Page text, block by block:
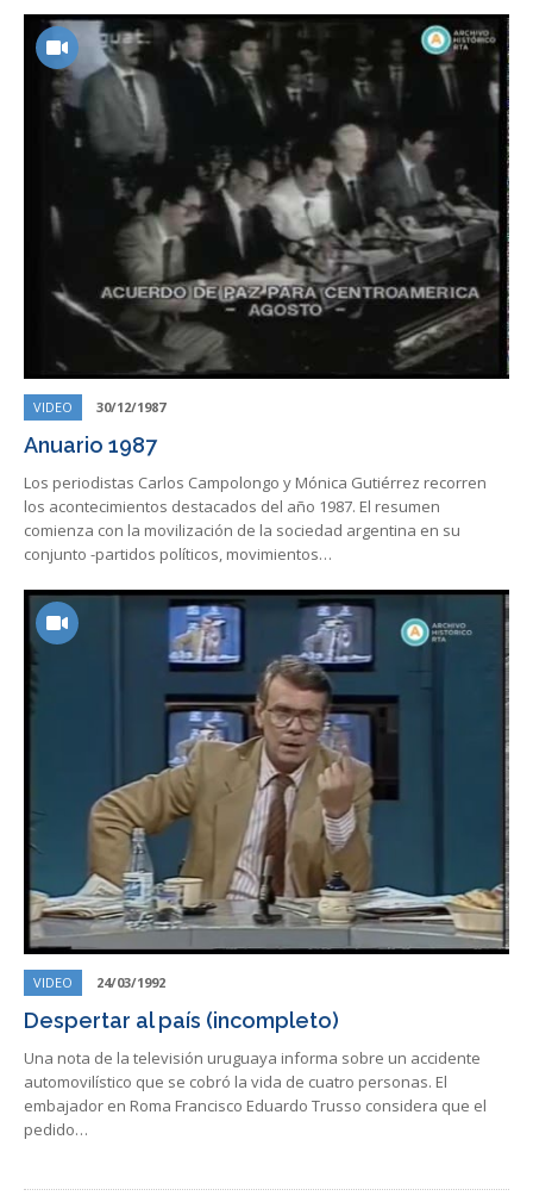
VIDEO 30/12/1987
Anuario 1987
Los periodistas Carlos Campolongo y Mónica Gutiérrez recorren
los acontecimientos destacados del año 1987. El resumen
comienza con la movilización de la sociedad argentina en su
conjunto -partidos políticos, movimientos…
VIDEO 24/03/1992
Despertar al país (incompleto)
Una nota de la televisión uruguaya informa sobre un accidente
automovilístico que se cobró la vida de cuatro personas. El
embajador en Roma Francisco Eduardo Trusso considera que el
pedido…